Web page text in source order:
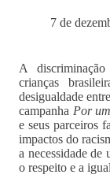
7 de
A
crianças
desigualdade
campanha Por
e seus parceiros
impactos do
a necessidade de
o respeito e a